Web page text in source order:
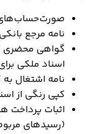
صورت‌حساب‌های
نامه مرجع
گواهی محضری
اسناد ملکی
نامه اشتغال
کپی رنگی از
اثبات پرداخت
(رسیدهای